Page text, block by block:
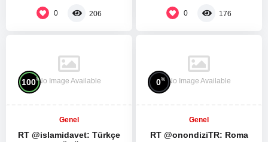
0 206 0 176
No Image Available
100%
Genel
RT @islamidavet: Türkçe
No Image Available
0%
Genel
RT @onondiziTR: Roma